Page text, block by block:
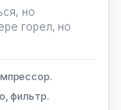
но
горел, но
фильтр.